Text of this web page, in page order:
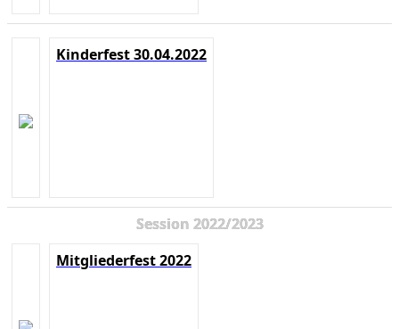
Kinderfest 30.04.2022
Session 2022/2023
Mitgliederfest 2022